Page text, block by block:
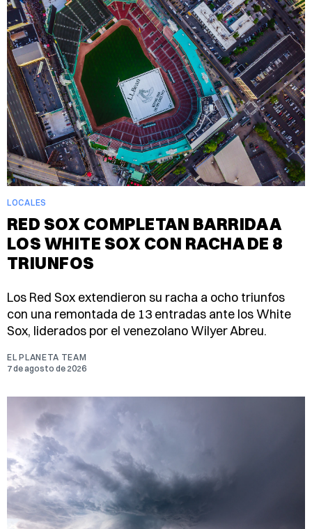
LOCALES
RED SOX COMPLETAN BARRIDA A
LOS WHITE SOX CON RACHA DE 8
TRIUNFOS
Los Red Sox extendieron su racha a ocho triunfos
con una remontada de 13 entradas ante los White
Sox, liderados por el venezolano Wilyer Abreu.
EL PLANETA TEAM
7 de agosto de 2026